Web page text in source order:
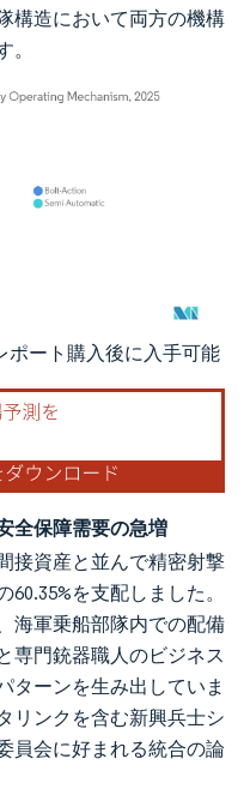
構造において両方の機構
。
BY 4.0の表示が必要です。
ポート購入後に入手可能
全保障需要の急増
接資産と並んで精密射撃
を支配しました。
海軍乗船部隊内での配備
専門銃器職人のビジネス
ターンを生み出していま
リンクを含む新興兵士シ
員会に好まれる統合の論